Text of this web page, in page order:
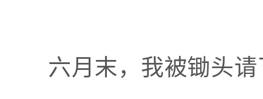
六月末，我被锄头